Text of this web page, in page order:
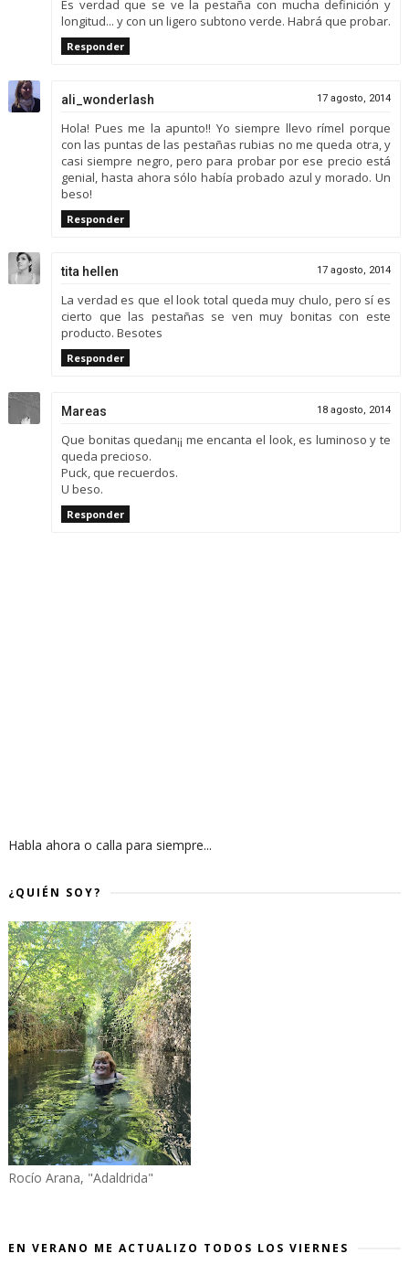
Es verdad que se ve la pestaña con mucha definición y
longitud... y con un ligero subtono verde. Habrá que probar.
Responder
ali_wonderlash 17 agosto, 2014
Hola! Pues me la apunto!! Yo siempre llevo rímel porque
con las puntas de las pestañas rubias no me queda otra, y
casi siempre negro, pero para probar por ese precio está
genial, hasta ahora sólo había probado azul y morado. Un
beso!
Responder
tita hellen 17 agosto, 2014
La verdad es que el look total queda muy chulo, pero sí es
cierto que las pestañas se ven muy bonitas con este
producto. Besotes
Responder
Mareas 18 agosto, 2014
Que bonitas quedan¡¡ me encanta el look, es luminoso y te
queda precioso.
Puck, que recuerdos.
U beso.
Responder
Habla ahora o calla para siempre...
¿QUIÉN SOY?
Rocío Arana, "Adaldrida"
EN VERANO ME ACTUALIZO TODOS LOS VIERNES